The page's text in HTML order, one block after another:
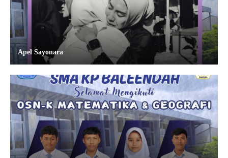
Apel Sayonara